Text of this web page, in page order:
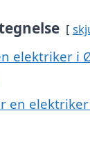
elektriker i
en